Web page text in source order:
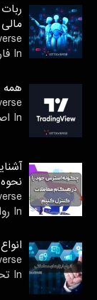
مالی
In فاركس
همه
In اصول معامله گرى
In روانشناسى ترید
In تحلیل و سیگنال